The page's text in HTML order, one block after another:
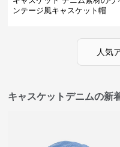
ンテージ風キャスケット帽
人気
キャスケットデニムの新